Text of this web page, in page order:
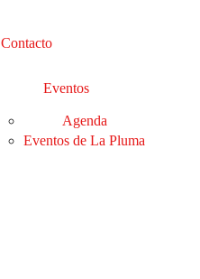
Contacto
Eventos
Agenda
Eventos de La Pluma